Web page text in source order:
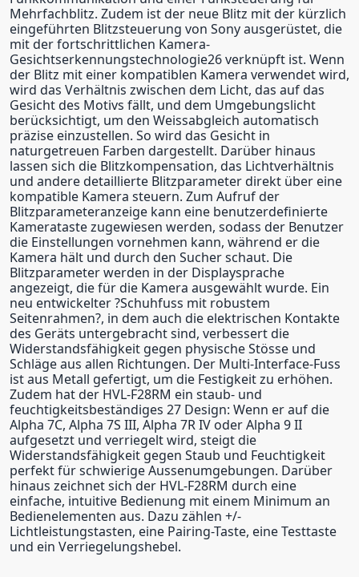
Mehrfachblitz. Zudem ist der neue Blitz mit der kürzlich
eingeführten Blitzsteuerung von Sony ausgerüstet, die
mit der fortschrittlichen Kamera-
Gesichtserkennungstechnologie26 verknüpft ist. Wenn
der Blitz mit einer kompatiblen Kamera verwendet wird,
wird das Verhältnis zwischen dem Licht, das auf das
Gesicht des Motivs fällt, und dem Umgebungslicht
berücksichtigt, um den Weissabgleich automatisch
präzise einzustellen. So wird das Gesicht in
naturgetreuen Farben dargestellt. Darüber hinaus
lassen sich die Blitzkompensation, das Lichtverhältnis
und andere detaillierte Blitzparameter direkt über eine
kompatible Kamera steuern. Zum Aufruf der
Blitzparameteranzeige kann eine benutzerdefinierte
Kamerataste zugewiesen werden, sodass der Benutzer
die Einstellungen vornehmen kann, während er die
Kamera hält und durch den Sucher schaut. Die
Blitzparameter werden in der Displaysprache
angezeigt, die für die Kamera ausgewählt wurde. Ein
neu entwickelter ?Schuhfuss mit robustem
Seitenrahmen?, in dem auch die elektrischen Kontakte
des Geräts untergebracht sind, verbessert die
Widerstandsfähigkeit gegen physische Stösse und
Schläge aus allen Richtungen. Der Multi-Interface-Fuss
ist aus Metall gefertigt, um die Festigkeit zu erhöhen.
Zudem hat der HVL-F28RM ein staub- und
feuchtigkeitsbeständiges 27 Design: Wenn er auf die
Alpha 7C, Alpha 7S III, Alpha 7R IV oder Alpha 9 II
aufgesetzt und verriegelt wird, steigt die
Widerstandsfähigkeit gegen Staub und Feuchtigkeit
perfekt für schwierige Aussenumgebungen. Darüber
hinaus zeichnet sich der HVL-F28RM durch eine
einfache, intuitive Bedienung mit einem Minimum an
Bedienelementen aus. Dazu zählen +/-
Lichtleistungstasten, eine Pairing-Taste, eine Testtaste
und ein Verriegelungshebel.